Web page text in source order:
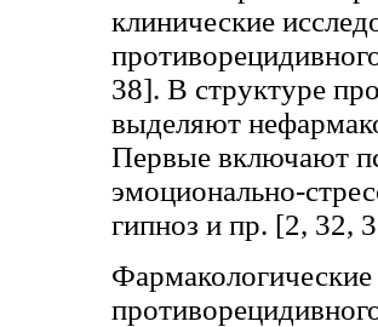
клинические
38]. В структуре
выделяют
Первые включают
эмоционально-
гипноз и пр. [2, 32,